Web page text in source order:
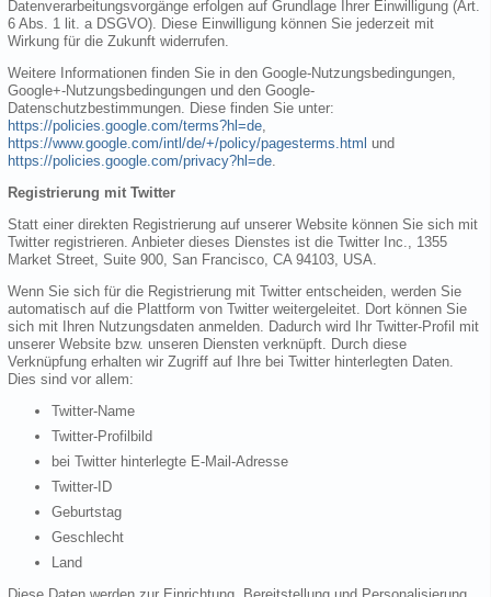
Datenverarbeitungsvorgänge erfolgen auf Grundlage Ihrer Einwilligung (Art.
6 Abs. 1 lit. a DSGVO). Diese Einwilligung können Sie jederzeit mit
Wirkung für die Zukunft widerrufen.
Weitere Informationen finden Sie in den Google-Nutzungsbedingungen,
Google+-Nutzungsbedingungen und den Google-
Datenschutzbestimmungen. Diese finden Sie unter:
https://policies.google.com/terms?hl=de,
https://www.google.com/intl/de/+/policy/pagesterms.html und
https://policies.google.com/privacy?hl=de.
Registrierung mit Twitter
Statt einer direkten Registrierung auf unserer Website können Sie sich mit
Twitter registrieren. Anbieter dieses Dienstes ist die Twitter Inc., 1355
Market Street, Suite 900, San Francisco, CA 94103, USA.
Wenn Sie sich für die Registrierung mit Twitter entscheiden, werden Sie
automatisch auf die Plattform von Twitter weitergeleitet. Dort können Sie
sich mit Ihren Nutzungsdaten anmelden. Dadurch wird Ihr Twitter-Profil mit
unserer Website bzw. unseren Diensten verknüpft. Durch diese
Verknüpfung erhalten wir Zugriff auf Ihre bei Twitter hinterlegten Daten.
Dies sind vor allem:
Twitter-Name
Twitter-Profilbild
bei Twitter hinterlegte E-Mail-Adresse
Twitter-ID
Geburtstag
Geschlecht
Land